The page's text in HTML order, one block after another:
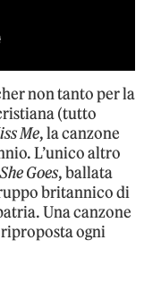
non tanto per la
(tutto
Me, la canzone
L’unico altro
Goes, ballata
britannico di
Una canzone
ogni